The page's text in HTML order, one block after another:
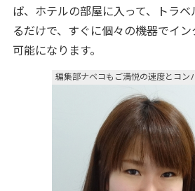
ば、ホテルの部屋に入って、トラ
るだけで、すぐに個々の機器でイ
可能になります。
編集部ナベコもご満悦の速度とコン